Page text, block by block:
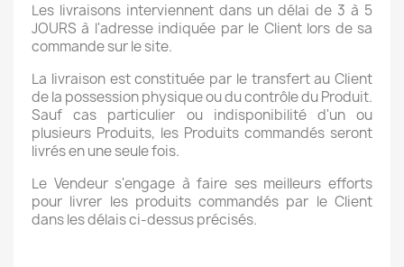
Les livraisons interviennent dans un délai de 3 à 5
JOURS à l'adresse indiquée par le Client lors de sa
commande sur le site.
La livraison est constituée par le transfert au Client
de la possession physique ou du contrôle du Produit.
Sauf cas particulier ou indisponibilité d'un ou
plusieurs Produits, les Produits commandés seront
livrés en une seule fois.
Le Vendeur s'engage à faire ses meilleurs efforts
pour livrer les produits commandés par le Client
dans les délais ci-dessus précisés.